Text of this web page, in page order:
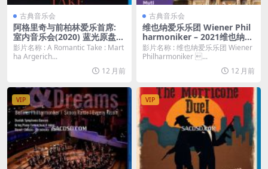
古典音乐会
阿格里奇与前柏林爱乐首席:
室内音乐会(2020) 蓝光原盘
[BDMV 26.2G]
影片名称 : A Romantic Take : Mart
ha Argerich...
12 月前
古典音乐会
维也纳爱乐乐团 Wiener Phil
harmoniker – 2021维也纳新
年音乐会 New Year´ s Conce
rt 2021 / Neujahrskonzert
(2021) 蓝光原盘 [BDMV 36.0
影片名称 : 维也纳爱乐乐团 Wiener
Philharmoniker ...
12 月前
VIP VIP